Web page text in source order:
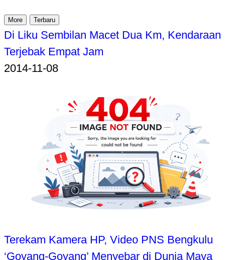
More Terbaru
Di Liku Sembilan Macet Dua Km, Kendaraan
Terjebak Empat Jam
2014-11-08
Terekam Kamera HP, Video PNS Bengkulu
‘Goyang-Goyang’ Menyebar di Dunia Maya